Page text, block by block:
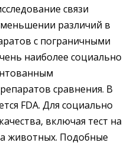
связи
различий в
с пограничными
наиболее социально
сравнения. В
FDA. Для социально
включая тест на
животных. Подобные